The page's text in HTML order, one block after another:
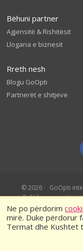
Ne po përdorim
mirë. Duke përdorur
Termat dhe Kushtet
Bëhuni partner
Agjensitë & Rishitësit
Llogaria e biznesit
Rreth nesh
Blogu GoOpti
Partnerët e shitjeve
© 2026 GoOpti
Politika e privatësisë